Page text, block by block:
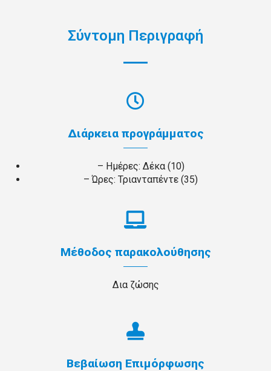
Σύντομη Περιγραφή
Διάρκεια προγράμματος
– Ημέρες: Δέκα (10)
– Ώρες: Τριανταπέντε (35)
Μέθοδος παρακολούθησης
Δια ζώσης
Βεβαίωση Επιμόρφωσης